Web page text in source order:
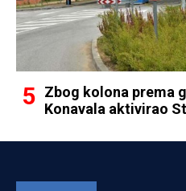
Zbog kolona prema
Konavala aktivirao